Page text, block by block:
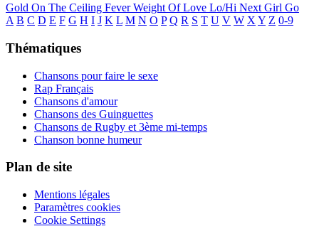
Gold On The Ceiling FeverWeight Of Love Lo/Hi Next Girl Go
A B C D E F G H I J K L M N O P Q R S T U V W X Y Z 0-9
Thématiques
Chansons pour faire le sexe
Rap Français
Chansons d'amour
Chansons des Guinguettes
Chansons de Rugby et 3ème mi-temps
Chanson bonne humeur
Plan de site
Mentions légales
Paramètres cookies
Cookie Settings